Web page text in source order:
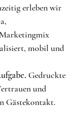
erleben wir
mobil und
Gedruckte
und
Gästekontakt.